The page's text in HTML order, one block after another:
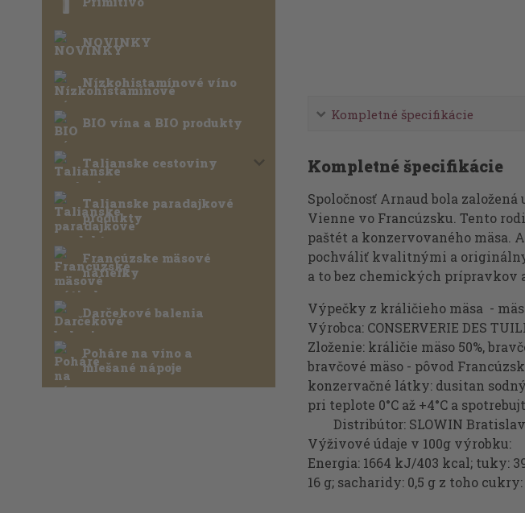
NOVINKY
Nízkohistamínové víno
BIO vína a BIO produkty
Talianske cestoviny
Talianske paradajkové
produkty
Francúzske mäsové
nátierky
Darčekové balenia
Poháre na víno a
miešané nápoje
Kompletné špecifikácie
Kompletné špecifikácie
Spoločnosť Arnaud bola
Vienne vo Francúzsku. Tento
paštét a konzervovaného mäsa.
pochváliť kvalitnými a
a to bez chemických prípravkov
Výpečky z králičieho mäsa -
Výrobca: CONSERVERIE DES
Zloženie: králičie mäso 50%,
bravčové mäso - pôvod
konzervačné látky: dusitan
pri teplote 0°C až
Distribútor: SLOWIN Bratislava,
Výživové údaje v 100g výrobku:
Energia: 1664 kJ/403 kcal; tuky:
16 g; sacharidy: 0,5 g z toho cukry: